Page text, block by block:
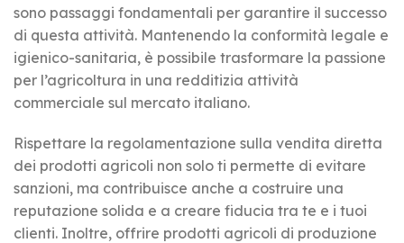
sono passaggi fondamentali per garantire il successo
di questa attività. Mantenendo la conformità legale e
igienico-sanitaria, è possibile trasformare la passione
per l’agricoltura in una redditizia attività
commerciale sul mercato italiano.
Rispettare la regolamentazione sulla vendita diretta
dei prodotti agricoli non solo ti permette di evitare
sanzioni, ma contribuisce anche a costruire una
reputazione solida e a creare fiducia tra te e i tuoi
clienti. Inoltre, offrire prodotti agricoli di produzione